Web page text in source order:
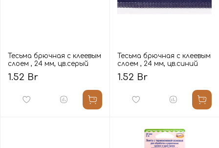
Тесьма брючная с клеевым
слоем , 24 мм, цв.серый
1.52 Br
Тесьма брючная с клеевым
слоем , 24 мм, цв.синий
1.52 Br